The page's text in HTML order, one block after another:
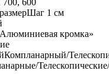
700, 600
Шаг 1 см
кромка»
Компланарный/